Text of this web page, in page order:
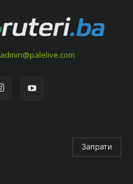
admin@palelive.com
Запрати